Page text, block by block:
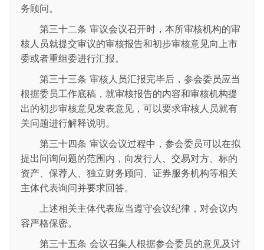
务顾问。
第三十二条 审议会议召开时，本所审核机构的审
核人员就提交审议的审核报告和初步审核意见向上市
委或者重组委进行汇报。
第三十三条 审核人员汇报完毕后，参会委员应当
根据委员工作底稿，就审核报告的内容和审核机构提
出的初步审核意见发表意见，可以要求审核人员就有
关问题进行解释说明。
第三十四条 审议会议过程中，参会委员可以在拟
提出问询问题的范围内，向发行人、交易对方、标的
资产、保荐人、独立财务顾问、证券服务机构等相关
主体代表询问并要求回答。
上述相关主体代表应当遵守会议纪律，对会议内
容严格保密。
第三十五条 会议召集人根据参会委员的意见及讨